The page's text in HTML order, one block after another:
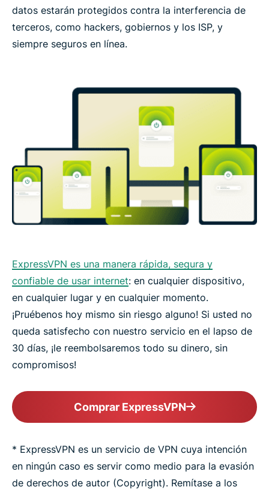
datos estarán protegidos contra la interferencia de
terceros, como hackers, gobiernos y los ISP, y
siempre seguros en línea.
ExpressVPN es una manera rápida, segura y
confiable de usar internet: en cualquier dispositivo,
en cualquier lugar y en cualquier momento.
¡Pruébenos hoy mismo sin riesgo alguno! Si usted no
queda satisfecho con nuestro servicio en el lapso de
30 días, ¡le reembolsaremos todo su dinero, sin
compromisos!
Comprar ExpressVPN
* ExpressVPN es un servicio de VPN cuya intención
en ningún caso es servir como medio para la evasión
de derechos de autor (Copyright). Remítase a los